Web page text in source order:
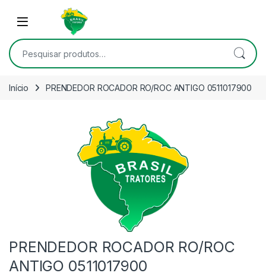
Skip to navigation
Open
Pesquisar por:
Início PRENDEDOR ROCADOR RO/ROC ANTIGO 0511017900
PRENDEDOR ROCADOR RO/ROC
ANTIGO 0511017900